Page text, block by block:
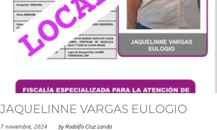
JAQUELINNE VARGAS EULOGIO
7 noviembre, 2024 byRodolfo Cruz Landa